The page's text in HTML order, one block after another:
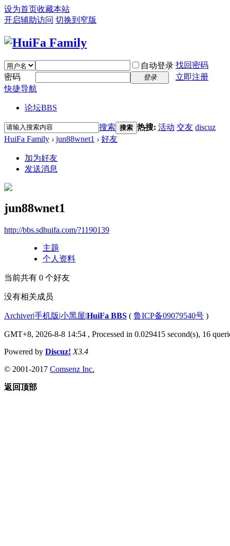
设为首页收藏本站
开启辅助访问 切换到窄版
自动登录 找回密码
密码
登录
立即注册
快捷导航
论坛BBS
搜索 搜索 热搜: 活动 交友 discuz
HuiFa Family › jun88wnet1 › 好友
加为好友
发送消息
jun88wnet1
http://bbs.sdhuifa.com/?1190139
主题
个人资料
当前共有 0 个好友
没有相关成员
Archiver|手机版|小黑屋|HuiFa BBS ( 鲁ICP备09079540号 )
GMT+8, 2026-8-8 14:54 , Processed in 0.029415 second(s), 16
Powered by Discuz! X3.4
© 2001-2017 Comsenz Inc.
返回顶部